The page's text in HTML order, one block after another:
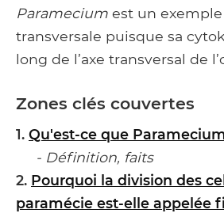
Paramecium est un
transversale puisque sa
long de l’axe transversal de
Zones clés couvertes
1. Qu'est-ce que
- Définition, faits
2. Pourquoi la division des
paramécie est-elle appelée